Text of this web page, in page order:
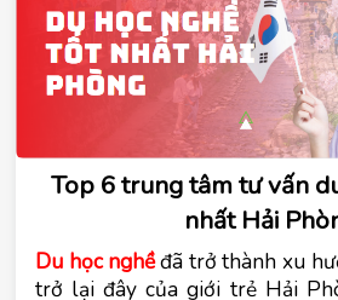
Top 6 trung tâm tư vấn
nhất Hải
Du học nghềđã trở thành xu
trở lại đây của giới trẻ Hải